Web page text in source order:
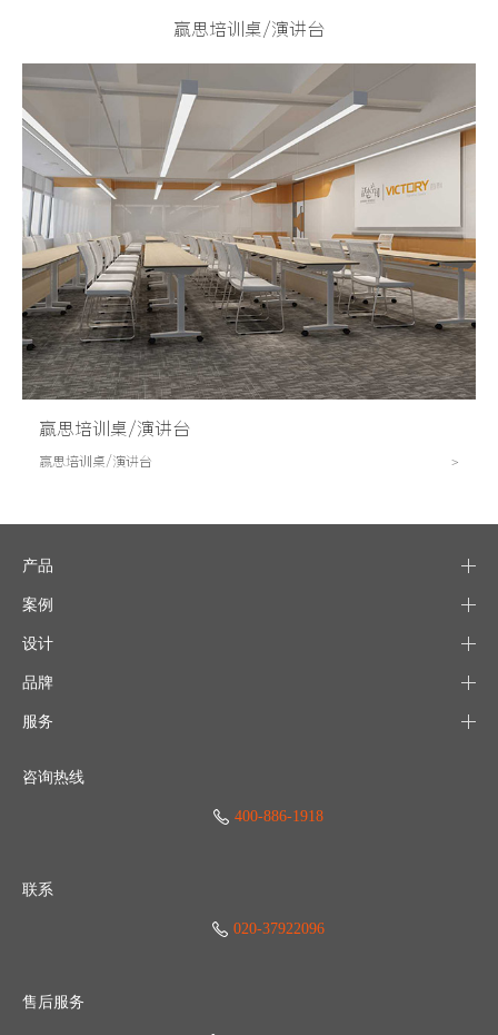
赢思培训桌/演讲台
赢思培训桌/演讲台
>
赢思培训桌/演讲台
产品
案例
设计
品牌
服务
咨询热线
400-886-1918
联系
020-37922096
售后服务